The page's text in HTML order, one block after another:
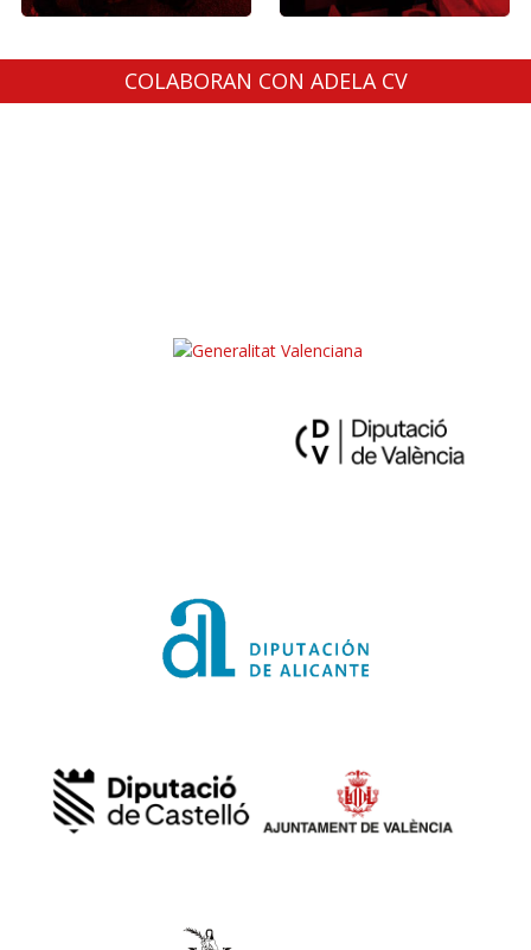
COLABORAN CON ADELA CV